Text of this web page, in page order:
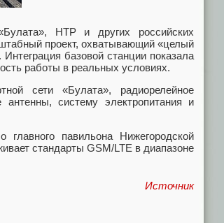
НТР и других российских
проект, охватывающий «целый
базовой станции показала
работы в реальных условиях.
сети «Булата», радиорелейное
систему электропитания и
павильона Нижегородской
стандарты GSM/LTE в диапазоне
Источник